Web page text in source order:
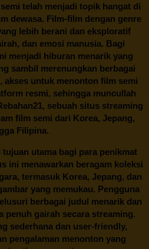
telah menjadi topik hangat di
dewasa. Film-film dengan genre
lebih berani dan eksploratif
dan emosi manusia. Bagi
menjadi hiburan menarik yang
sambil merenungkan berbagai
akses untuk menonton film semi
resmi, sehingga muncullah
, sebuah situs streaming
film semi dari Korea, Jepang,
Filipina.
utama bagi para penikmat
ini menawarkan beragam koleksi
termasuk Korea, Jepang, dan
yang memukau. Pengguna
berbagai judul menarik dan
penuh gairah secara streaming.
sederhana dan user-friendly,
pengalaman menonton yang